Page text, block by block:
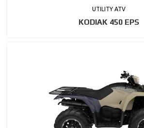
UTILITY ATV
KODIAK 450 EPS